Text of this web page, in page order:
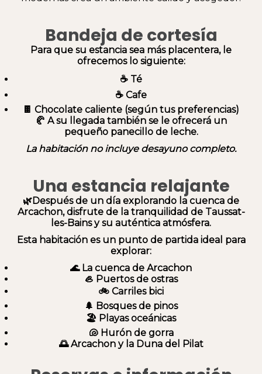
Bandeja de cortesía
Para que su estancia sea más placentera, le
ofrecemos lo siguiente:
☕ Té
☕ Cafe
🍫 Chocolate caliente (según tus preferencias)
🥐 A su llegada también se le ofrecerá un
pequeño panecillo de leche.
La habitación no incluye desayuno completo.
Una estancia relajante
🌿Después de un día explorando la cuenca de
Arcachon, disfrute de la tranquilidad de Taussat-
les-Bains y su auténtica atmósfera.
Esta habitación es un punto de partida ideal para
explorar:
🌊 La cuenca de Arcachon
🦪 Puertos de ostras
🚲 Carriles bici
🌲 Bosques de pinos
🏖️ Playas oceánicas
🐚 Hurón de gorra
🌅 Arcachon y la Duna del Pilat